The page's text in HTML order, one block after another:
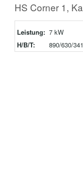
HS Corner 1,
Leistung: 7 kW
H/B/T:
890/630/